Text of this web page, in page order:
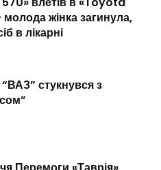
жінка загинула,
в лікарні
стукнувся з